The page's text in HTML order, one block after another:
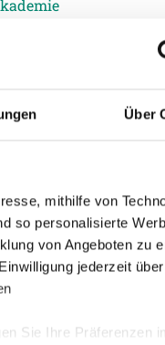
Über
mithilfe von
so personalisierte
von Angeboten zu
jederzeit
Sie Ihre Präferenzen
Wikinger Ried